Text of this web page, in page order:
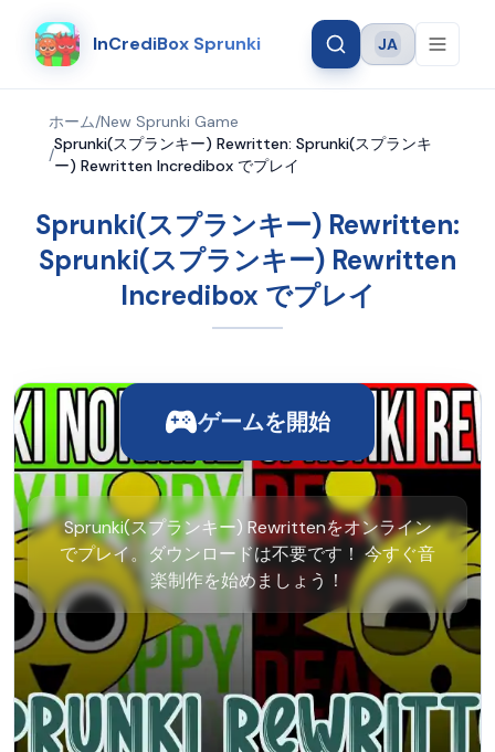
InCrediBox Sprunki Language
JA
ホーム/New Sprunki Game
/
Sprunki(スプランキー) Rewritten: Sprunki(スプランキ
ー) Rewritten Incredibox でプレイ
Sprunki(スプランキー) Rewritten:
Sprunki(スプランキー) Rewritten
Incredibox でプレイ
ゲームを開始
Sprunki(スプランキー) Rewrittenをオンライン
でプレイ。ダウンロードは不要です！ 今すぐ音
楽制作を始めましょう！